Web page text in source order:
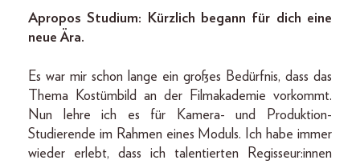
Apropos Studium: Kürzlich begann für dich eine
neue Ära.
Es war mir schon lange ein großes Bedürfnis, dass das
Thema Kostümbild an der Filmakademie vorkommt.
Nun lehre ich es für Kamera- und Produktion-
Studierende im Rahmen eines Moduls. Ich habe immer
wieder erlebt, dass ich talentierten Regisseur:innen